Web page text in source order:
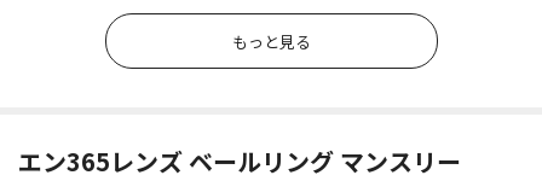
もっと見る
エン365レンズ ベールリング マンスリー